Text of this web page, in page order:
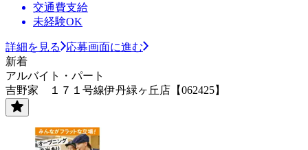
交通費支給
未経験OK
詳細を見る
応募画面に進む
新着
アルバイト・パート
吉野家 １７１号線伊丹緑ヶ丘店【062425】